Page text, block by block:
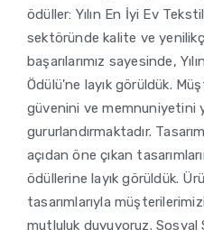
ödüller: Yılın En İyi Ev
sektöründe kalite ve
başarılarımız sayesinde,
Ödülü'ne layık görüldük.
güvenini ve memnuniyetini
gururlandırmaktadır.
açıdan öne çıkan
ödüllerine layık görüldük.
tasarımlarıyla
mutluluk duyuyoruz. Sosyal